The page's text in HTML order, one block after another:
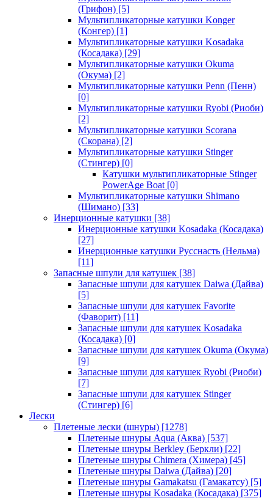
(Грифон) [5]
Мультипликаторные катушки Konger
(Конгер) [1]
Мультипликаторные катушки Kosadaka
(Косадака) [29]
Мультипликаторные катушки Okuma
(Окума) [2]
Мультипликаторные катушки Penn (Пенн)
[0]
Мультипликаторные катушки Ryobi (Риоби)
[2]
Мультипликаторные катушки Scorana
(Скорана) [2]
Мультипликаторные катушки Stinger
(Стингер) [0]
Катушки мультипликаторные Stinger
PowerAge Boat [0]
Мультипликаторные катушки Shimano
(Шимано) [33]
Инерционные катушки [38]
Инерционные катушки Kosadaka (Косадака)
[27]
Инерционные катушки Русснасть (Нельма)
[11]
Запасные шпули для катушек [38]
Запасные шпули для катушек Daiwa (Дайва)
[5]
Запасные шпули для катушек Favorite
(Фаворит) [11]
Запасные шпули для катушек Kosadaka
(Косадака) [0]
Запасные шпули для катушек Okuma (Окума)
[9]
Запасные шпули для катушек Ryobi (Риоби)
[7]
Запасные шпули для катушек Stinger
(Стингер) [6]
Лески
Плетеные лески (шнуры) [1278]
Плетеные шнуры Aqua (Аква) [537]
Плетеные шнуры Berkley (Беркли) [22]
Плетеные шнуры Chimera (Химера) [45]
Плетеные шнуры Daiwa (Дайва) [20]
Плетеные шнуры Gamakatsu (Гамакатсу) [5]
Плетеные шнуры Kosadaka (Косадака) [375]